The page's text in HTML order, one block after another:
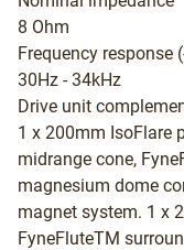
8 Ohm
Frequency response
30Hz - 34kHz
Drive unit
1 x 200mm IsoFlare
midrange cone,
magnesium dome
magnet system. 1 x
FyneFluteTM